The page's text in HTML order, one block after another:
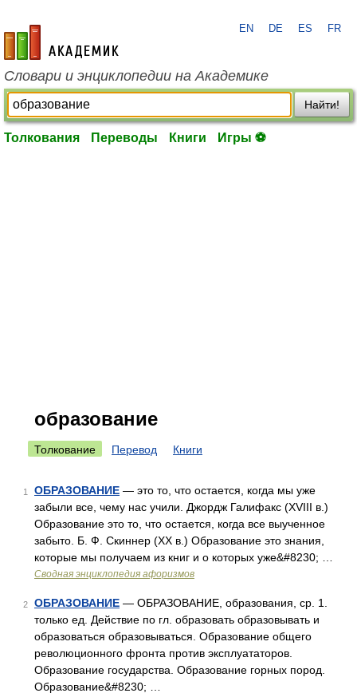
academic.ru
EN DE ES FR
Словари и энциклопедии на Академике
Найти!
Толкования Переводы Книги Игры ⚽
образование
Толкование Перевод Книги
1 ОБРАЗОВАНИЕ — это то, что остается, когда мы уже
забыли все, чему нас учили. Джордж Галифакс (XVIII в.)
Образование это то, что остается, когда все выученное
забыто. Б. Ф. Скиннер (XX в.) Образование это знания,
которые мы получаем из книг и о которых уже&#8230; …
Сводная энциклопедия афоризмов
2 ОБРАЗОВАНИЕ — ОБРАЗОВАНИЕ, образования, ср. 1.
только ед. Действие по гл. образовать образовывать и
образоваться образовываться. Образование общего
революционного фронта против эксплуататоров.
Образование государства. Образование горных пород.
Образование&#8230; …